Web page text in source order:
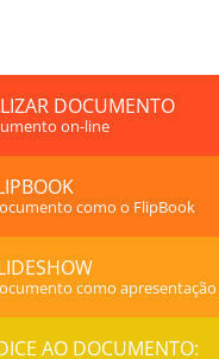
DOCUMENTO
on-line
como o FlipBook
como apresentação
AO DOCUMENTO: